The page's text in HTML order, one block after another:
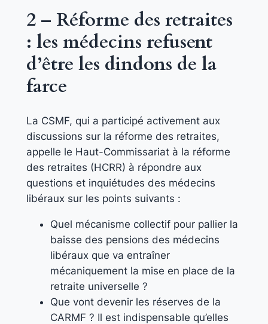
2 – Réforme des retraites
: les médecins refusent
d’être les dindons de la
farce
La CSMF, qui a participé activement aux
discussions sur la réforme des retraites,
appelle le Haut-Commissariat à la réforme
des retraites (HCRR) à répondre aux
questions et inquiétudes des médecins
libéraux sur les points suivants :
Quel mécanisme collectif pour pallier la
baisse des pensions des médecins
libéraux que va entraîner
mécaniquement la mise en place de la
retraite universelle ?
Que vont devenir les réserves de la
CARMF ? Il est indispensable qu’elles